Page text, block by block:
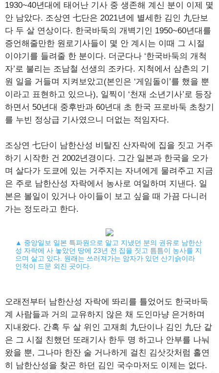
1930~40년대에 태어난 기사 중 생존해 계신 분이 이제 몇
안 남았다. 조상연 七단은 2021년에 별세한 김인 九단보
다 두 살 연상이다. 한국바둑의 개벽기인 1950~60년대를
증언해줄만한 원로기사들이 몇 안 계시는 이때 그 시절
이야기를 들려줄 한 분이다. 더군다나 ‘한국바둑의 개척
자’로 불리는 조남철 선생의 조카다. 지척에서 삼촌의 기
원 일을 거들며 지켜보았고(본인은 ‘게임돌이’를 했을 뿐
이라고 표현하고 있으나), 일찍이 ‘천재 소년기사’로 등장
하면서 50년대 중후반과 60년대 초 한국 프로바둑 초창기
를 누빈 정상급 기사였으니 더없는 적임자다.
조상연 七단이 남한산성 비탈진 산자락에 집을 짓고 거주
하기 시작한 건 2002년경이다. 그간 일본과 한국을 오가
며 살다가 도쿄에 있는 거주지는 자녀에게 물려주고 지금
은 주로 남한산성 자락에서 농사로 여일하며 지낸다. 일
본은 볼일이 있거나 아이들이 보고 싶을 때 가끔 다니러
가는 정도라고 한다.
▲ 중앙일보 일본 특파원으로 알고 지냈던 분의 권유로 남한산
성 자락에 사 놓았던 땅에 23년 전 집을 짓고 틈틈이 농사를 지
으며 살고 있다. 원래는 쓰러져가는 암자가 있던 산기슭이라
인적이 드문 외진 곳이다.
오래전부터 남한산성 자락에 똬리를 틀었어도 한국바둑
계 사람들과 거의 교유하지 않은 채 도인마냥 은거하며
지내왔다. 간혹 두 살 위인 고재희 九단이나 김인 九단 같
은 그 시절 친했던 또래기사 한두 명 하고나 안부를 나눠
왔을 뿐, 그나마 한잔 술 거나하게 걸친 김삿갓처럼 홀연
히 남한산성을 찾곤 하던 김인 국수마저도 이제는 없다.